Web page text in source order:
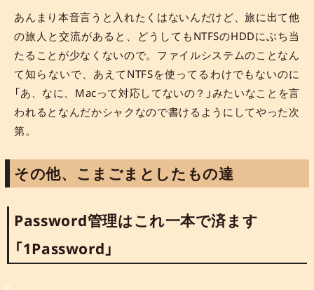
あんまり本音言うと入れたくはないんだけど、旅に出て他
の旅人と交流があると、どうしてもNTFSのHDDにぶち当
たることが少なくないので。ファイルシステムのことなん
て知らないで、あえてNTFSを使ってるわけでもないのに
「あ、なに、Macって対応してないの？」みたいなことを言
われるとなんだかシャクなので書けるようにしてやった次
第。
その他、こまごまとしたもの達
Password管理はこれ一本で済ます
「1Password」